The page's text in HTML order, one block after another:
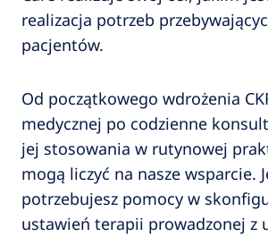
realizacja potrzeb
pacjentów.
Od początkowego wdrożenia
medycznej po codzienne
jej stosowania w rutynowej
mogą liczyć na nasze wsparcie.
potrzebujesz pomocy w
ustawień terapii prowadzonej z